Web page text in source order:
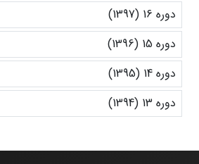
دوره 16 (1397)
دوره 15 (1396)
دوره 14 (1395)
دوره 13 (1394)